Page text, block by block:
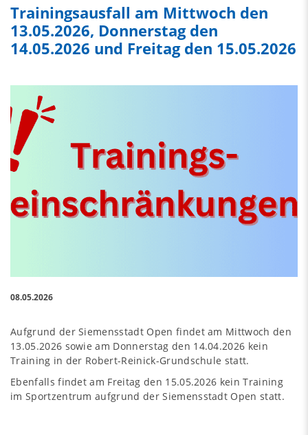
Trainingsausfall am Mittwoch den
13.05.2026, Donnerstag den
14.05.2026 und Freitag den 15.05.2026
08.05.2026
Aufgrund der Siemensstadt Open findet am Mittwoch den
13.05.2026 sowie am Donnerstag den 14.04.2026 kein
Training in der Robert-Reinick-Grundschule statt.
Ebenfalls findet am Freitag den 15.05.2026 kein Training
im Sportzentrum aufgrund der Siemensstadt Open statt.